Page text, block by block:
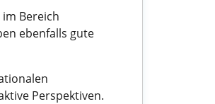
Bereich
ebenfalls gute
Perspektiven.